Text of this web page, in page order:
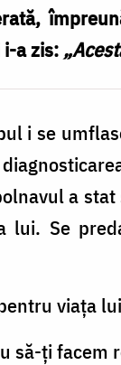
a zis:
i se
a
lui. Se
viaţa
să-ţi facem